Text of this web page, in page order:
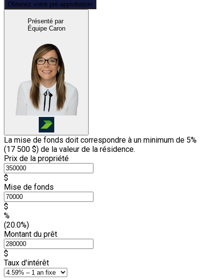
Obtenez votre pré-approbation
Présenté par
Équipe Caron
La mise de fonds doit correspondre à un minimum de 5%
(17 500 $) de la valeur de la résidence.
Prix de la propriété
$
Mise de fonds
$
%
(20.0%)
Montant du prêt
$
Taux d'intérêt